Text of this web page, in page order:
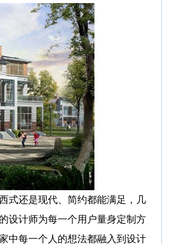
式还是现代、简约都能满足，几
设计师为每一个用户量身定制方
中每一个人的想法都融入到设计